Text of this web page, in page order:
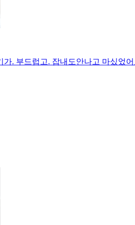
. 부드럽고. 잡내도안나고 마싰었